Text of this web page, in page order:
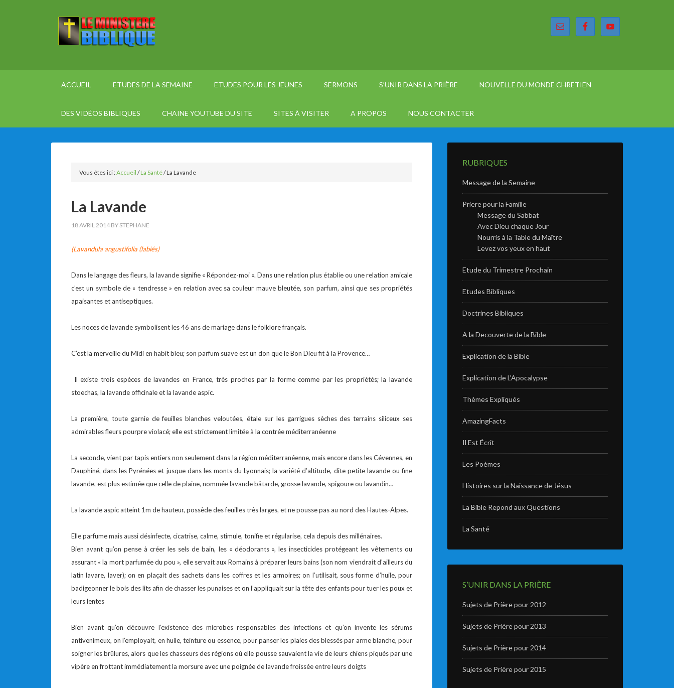
ACCUEIL ETUDES DE LA SEMAINE ETUDES POUR LES JEUNES SERMONS S’UNIR DANS LA PRIÈRE NOUVELLE DU MONDE CHRETIEN
DES VIDÉOS BIBLIQUES CHAINE YOUTUBE DU SITE SITES À VISITER A PROPOS NOUS CONTACTER
Vous êtes ici :Accueil /La Santé/La Lavande
La Lavande
18 AVRIL 2014 BY STEPHANE
(Lavandula angustifolia (labiés)
Dans le langage des fleurs, la lavande signifie « Répondez-moi ». Dans une relation plus établie ou une relation amicale
c’est un symbole de « tendresse » en relation avec sa couleur mauve bleutée, son parfum, ainsi que ses propriétés
apaisantes et antiseptiques.
Les noces de lavande symbolisent les 46 ans de mariage dans le folklore français.
C’est la merveille du Midi en habit bleu; son parfum suave est un don que le Bon Dieu fit à la Provence…
Il existe trois espèces de lavandes en France, très proches par la forme comme par les propriétés; la lavande
stoechas, la lavande officinale et la lavande aspic.
La première, toute garnie de feuilles blanches veloutées, étale sur les garrigues sèches des terrains siliceux ses
admirables fleurs pourpre violacé; elle est strictement limitée à la contrée méditerranéenne
La seconde, vient par tapis entiers non seulement dans la région méditerranéenne, mais encore dans les Cévennes, en
Dauphiné, dans les Pyrénées et jusque dans les monts du Lyonnais; la variété d’altitude, dite petite lavande ou fine
lavande, est plus estimée que celle de plaine, nommée lavande bâtarde, grosse lavande, spigoure ou lavandin…
La lavande aspic atteint 1m de hauteur, possède des feuilles très larges, et ne pousse pas au nord des Hautes-Alpes.
Elle parfume mais aussi désinfecte, cicatrise, calme, stimule, tonifie et régularise, cela depuis des millénaires.
Bien avant qu’on pense à créer les sels de bain, les « déodorants », les insecticides protégeant les vêtements ou
assurant « la mort parfumée du pou », elle servait aux Romains à préparer leurs bains (son nom viendrait d’ailleurs du
latin lavare, laver); on en plaçait des sachets dans les coffres et les armoires; on l’utilisait, sous forme d’huile, pour
badigeonner le bois des lits afin de chasser les punaises et on l’appliquait sur la tête des enfants pour tuer les poux et
leurs lentes
Bien avant qu’on découvre l’existence des microbes responsables des infections et qu’on invente les sérums
antivenimeux, on l’employait, en huile, teinture ou essence, pour panser les plaies des blessés par arme blanche, pour
soigner les brûlures, alors que les chasseurs des régions où elle pousse sauvaient la vie de leurs chiens piqués par une
vipère en frottant immédiatement la morsure avec une poignée de lavande froissée entre leurs doigts
RUBRIQUES
Message de la Semaine
Priere pour la Famille
Message du Sabbat
Avec Dieu chaque Jour
Nourris à la Table du Maître
Levez vos yeux en haut
Etude du Trimestre Prochain
Etudes Bibliques
Doctrines Bibliques
A la Decouverte de la Bible
Explication de la Bible
Explication de L’Apocalypse
Thèmes Expliqués
AmazingFacts
Il Est Écrit
Les Poèmes
Histoires sur la Naissance de Jésus
La Bible Repond aux Questions
La Santé
S’UNIR DANS LA PRIÈRE
Sujets de Prière pour 2012
Sujets de Prière pour 2013
Sujets de Prière pour 2014
Sujets de Prière pour 2015